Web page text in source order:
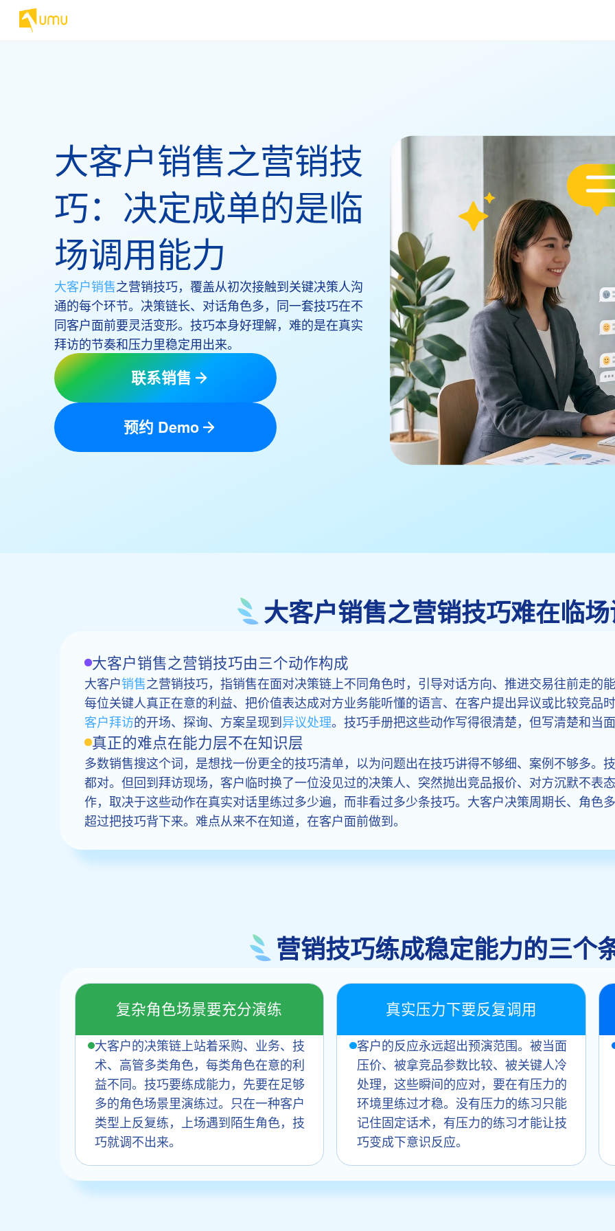
大客户销售之营销技
巧：决定成单的是临
场调用能力
大客户销售之营销技巧，覆盖从初次接触到关键决策人沟
通的每个环节。决策链长、对话角色多，同一套技巧在不
同客户面前要灵活变形。技巧本身好理解，难的是在真实
拜访的节奏和压力里稳定用出来。
联系销售
预约 Demo
大客户销售之营销技巧难在临
大客户销售之营销技巧由三个动作构成
大客户销售之营销技巧，指销售在面对决策链上不同角色时，引导对话方向、推进交易往前走的
每位关键人真正在意的利益、把价值表达成对方业务能听懂的语言、在客户提出异议或比较竞品
客户拜访的开场、探询、方案呈现到异议处理。技巧手册把这些动作写得很清楚，但写清楚和当
真正的难点在能力层不在知识层
多数销售搜这个词，是想找一份更全的技巧清单，以为问题出在技巧讲得不够细、案例不够多。
都对。但回到拜访现场，客户临时换了一位没见过的决策人、突然抛出竞品报价、对方沉默不表
作，取决于这些动作在真实对话里练过多少遍，而非看过多少条技巧。大客户决策周期长、角色
超过把技巧背下来。难点从来不在知道，在客户面前做到。
营销技巧练成稳定能力的三个
复杂角色场景要充分演练
大客户的决策链上站着采购、业务、技
术、高管多类角色，每类角色在意的利
益不同。技巧要练成能力，先要在足够
多的角色场景里演练过。只在一种客户
类型上反复练，上场遇到陌生角色，技
巧就调不出来。
真实压力下要反复调用
客户的反应永远超出预演范围。被当面
压价、被拿竞品参数比较、被关键人冷
处理，这些瞬间的应对，要在有压力的
环境里练过才稳。没有压力的练习只能
记住固定话术，有压力的练习才能让技
巧变成下意识反应。